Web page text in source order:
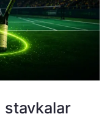
stavkalar